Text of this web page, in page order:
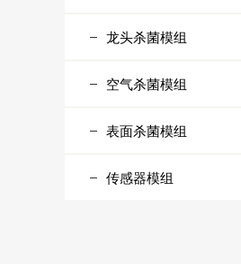
龙头杀菌模组
空气杀菌模组
表面杀菌模组
传感器模组